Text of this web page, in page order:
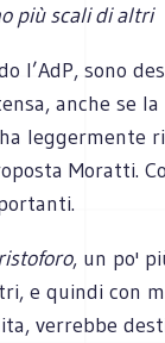
più scali di altri
l’AdP, sono
anche se
leggermente
Moratti.
, un po'
e quindi con
verrebbe